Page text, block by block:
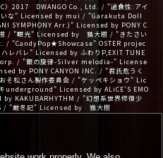
）2017 DWANGO Co., Ltd. / "過食性:アイ
いな" Licensed by mui / "Garakuta Doll
SYMPHONY Arr.)" Licensed by PONY C
/ "眼光" Licensed by 猫大樹 / "きたさい
/ "CandyPop★Showcase" OSTER projec
レバレ" Licensed by ふわりP,EXIT TUNE
/ "銀の旋律-Silver melodia-" License
by PONY CANYON INC. / "君氏危うく
そ松さん製作委員会 / "ケッペキショウ" Lic
underground" Licensed by ALiCE'S EMO
KAKUBARHYTHM / "幻想系世界修復少
/ "厳冬記" Licensed by 猫大樹